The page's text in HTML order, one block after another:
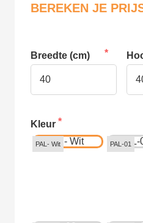
BEREKEN JE
Breedte (cm)
Kleur
PAL- Wit PAL-01